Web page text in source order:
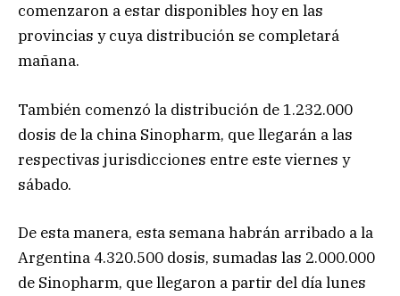
comenzaron a estar disponibles hoy en las
provincias y cuya distribución se completará
mañana.
También comenzó la distribución de 1.232.000
dosis de la china Sinopharm, que llegarán a las
respectivas jurisdicciones entre este viernes y
sábado.
De esta manera, esta semana habrán arribado a la
Argentina 4.320.500 dosis, sumadas las 2.000.000
de Sinopharm, que llegaron a partir del día lunes